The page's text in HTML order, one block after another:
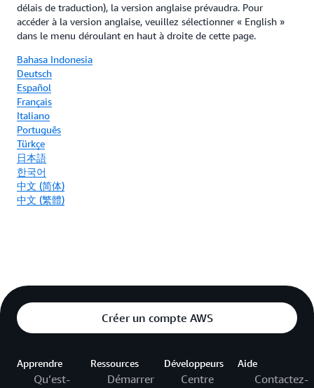
délais de traduction), la version anglaise prévaudra. Pour
accéder à la version anglaise, veuillez sélectionner « English »
dans le menu déroulant en haut à droite de cette page.
Bahasa Indonesia
Deutsch
Español
Français
Italiano
Português
Türkçe
日本語
한국어
中文 (简体)
中文 (繁體)
Créer un compte AWS
Apprendre
Qu’est-
Ressources
Démarrer
Développeurs
Centre
Aide
Contactez-